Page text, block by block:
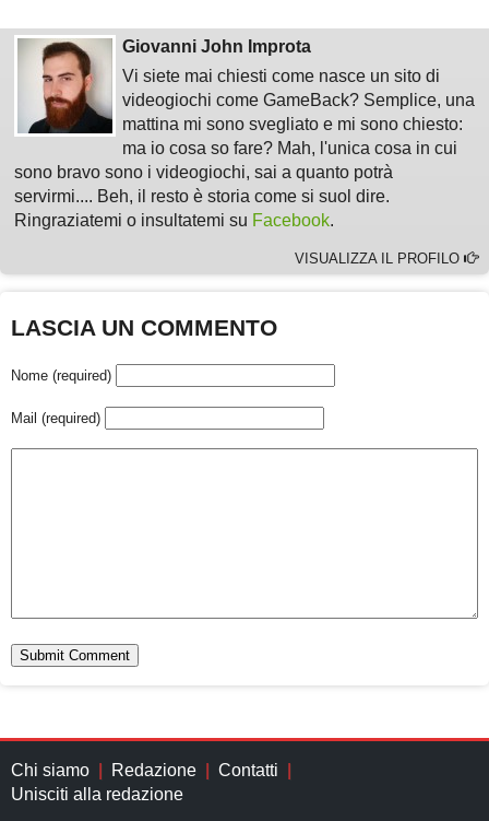
Giovanni John Improta
Vi siete mai chiesti come nasce un sito di
videogiochi come GameBack? Semplice, una
mattina mi sono svegliato e mi sono chiesto:
ma io cosa so fare? Mah, l'unica cosa in cui
sono bravo sono i videogiochi, sai a quanto potrà
servirmi.... Beh, il resto è storia come si suol dire.
Ringraziatemi o insultatemi su Facebook.
VISUALIZZA IL PROFILO
LASCIA UN COMMENTO
Nome (required)
Mail (required)
Chi siamo Redazione
Contatti
Unisciti alla redazione